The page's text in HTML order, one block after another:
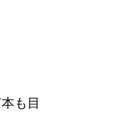
も目